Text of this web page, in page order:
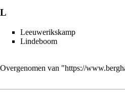
L
Leeuwerikskamp
Lindeboom
Overgenomen van "https://